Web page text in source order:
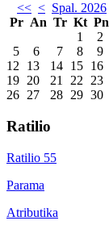
<< < Spal. 2026
Pr An Tr Kt Pn
1
2
5
6 7 8 9
12
13 14 15 16
19 20 21 22 23
26 27 28 29 30
Ratilio
Ratilio 55
Parama
Atributika